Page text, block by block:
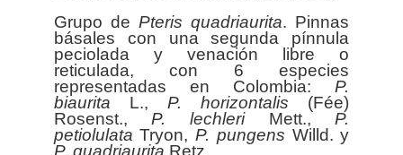
Grupo de Pteris quadriaurita. Pinnas
básales con una segunda pínnula
peciolada y venación libre o
reticulada, con 6 especies
representadas en Colombia:P.
biaurita L., P. horizontalis (Fée)
Rosenst.,P. lechleriMett.,P.
petiolulata Tryon,P. pungens Willd. y
P. quadriaurita Retz.